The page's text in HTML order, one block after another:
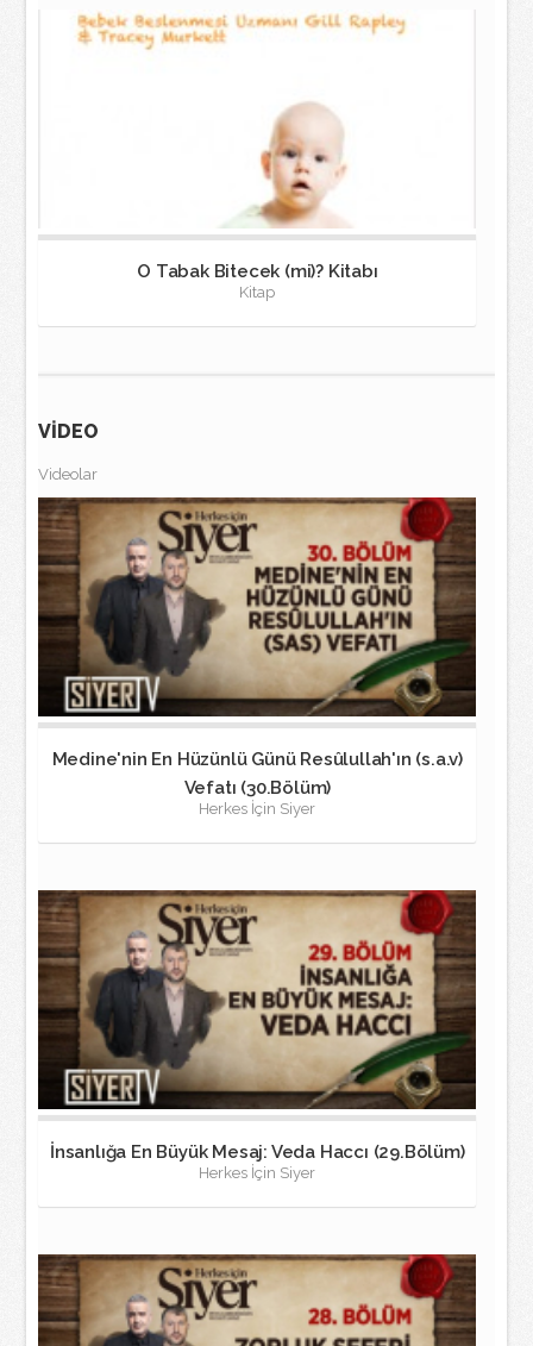
O Tabak Bitecek (mi)? Kitabı
Kitap
VİDEO
Videolar
Medine'nin En Hüzünlü Günü Resûlullah'ın (s.a.v)
Vefatı (30.Bölüm)
Herkes İçin Siyer
İnsanlığa En Büyük Mesaj: Veda Haccı (29.Bölüm)
Herkes İçin Siyer